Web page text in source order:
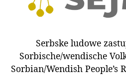
SPENDEN
ABGEORDNETE
AUSSCHÜSSE
Serbske ludowe
Sorbische/wendische
Sorbian/Wendish People’s